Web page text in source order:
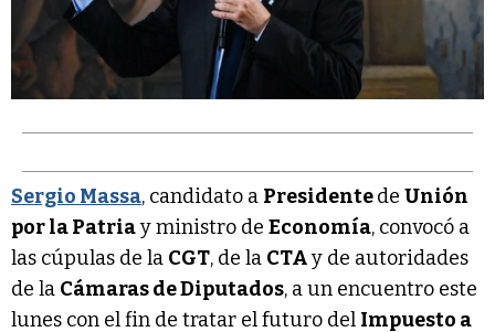
Sergio Massa, candidato a Presidentede Unión
por la Patriay ministro de Economía, convocó a
las cúpulas de la CGT, de la CTAy de autoridades
de la Cámaras de Diputados, a un encuentro este
lunes con el fin de tratar el futuro del Impuesto a